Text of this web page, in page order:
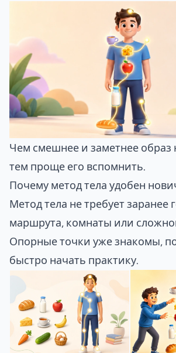
Чем смешнее и заметнее образ
тем проще его вспомнить.
Почему метод тела удобен
Метод тела не требует заранее
маршрута, комнаты или
Опорные точки уже знакомы,
быстро начать практику.